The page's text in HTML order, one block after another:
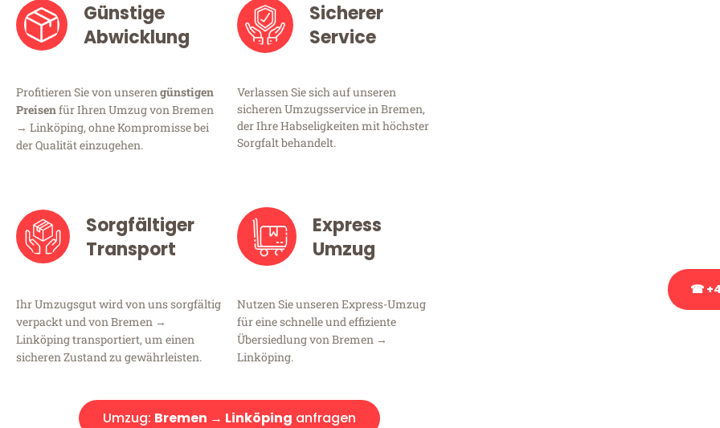
Günstige
Abwicklung
Profitieren Sie von unserengünstigen
Preisenfür Ihren Umzug von Bremen
→ Linköping, ohne Kompromisse bei
der Qualität einzugehen.
Sicherer
Service
Verlassen Sie sich auf unseren
sicheren Umzugsservice in Bremen,
der Ihre Habseligkeiten mit höchster
Sorgfalt behandelt.
Sorgfältiger
Transport
Ihr Umzugsgut wird von uns sorgfältig
verpackt und von Bremen →
Linköping transportiert, um einen
sicheren Zustand zu gewährleisten.
Express
Umzug
Nutzen Sie unseren Express-Umzug
für eine schnelle und effiziente
Übersiedlung von Bremen →
Linköping.
Umzug: Bremen → Linköping anfragen
☎